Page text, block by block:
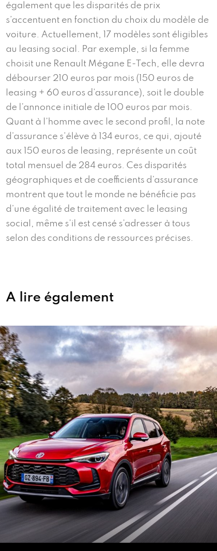
également que les disparités de prix
s’accentuent en fonction du choix du modèle de
voiture. Actuellement, 17 modèles sont éligibles
au leasing social. Par exemple, si la femme
choisit une Renault Mégane E-Tech, elle devra
débourser 210 euros par mois (150 euros de
leasing + 60 euros d’assurance), soit le double
de l’annonce initiale de 100 euros par mois.
Quant à l’homme avec le second profil, la note
d’assurance s’élève à 134 euros, ce qui, ajouté
aux 150 euros de leasing, représente un coût
total mensuel de 284 euros. Ces disparités
géographiques et de coefficients d’assurance
montrent que tout le monde ne bénéficie pas
d’une égalité de traitement avec le leasing
social, même s’il est censé s’adresser à tous
selon des conditions de ressources précises.
A lire également